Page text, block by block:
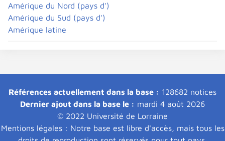
Amérique du Nord (pays d')
Amérique du Sud (pays d')
Amérique latine
Références actuellement dans la base : 128682 notices
Dernier ajout dans la base le : mardi 4 août 2026
© 2022 Université de Lorraine
Mentions légales : Notre base est libre d'accès, mais tous les